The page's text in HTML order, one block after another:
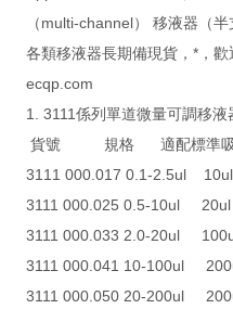
（multi-channel） 移液器（半
各類移液器長期備現貨，*，歡
ecqp.com
1. 3111係列單道微量可調移液
貨號 規格 適配標準
3111 000.017 0.1-2.5ul 10ul
3111 000.025 0.5-10ul 20ul
3111 000.033 2.0-20ul
3111 000.041 10-100ul
3111 000.050 20-200ul